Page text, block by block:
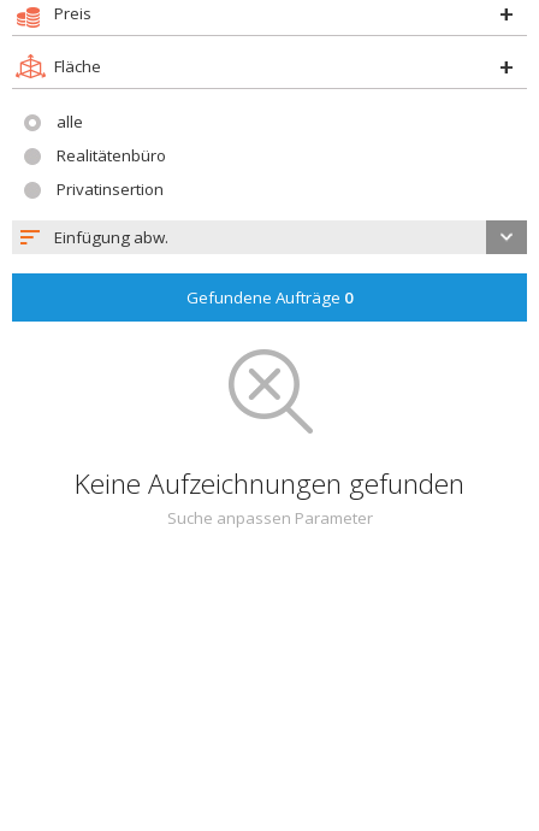
Preis
Fläche
alle
Realitätenbüro
Privatinsertion
Einfügung abw.
Gefundene Aufträge 0
Keine Aufzeichnungen gefunden
Suche anpassen Parameter